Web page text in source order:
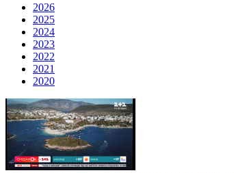
2026
2025
2024
2023
2022
2021
2020